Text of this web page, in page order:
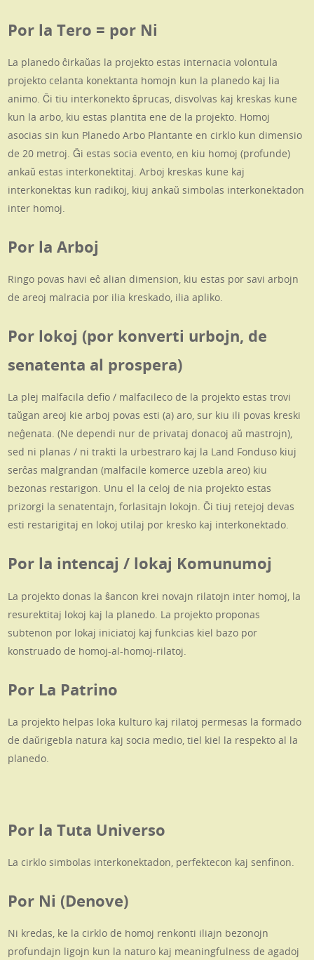
Por la Tero = por Ni
La planedo ĉirkaŭas la projekto estas internacia volontula
projekto celanta konektanta homojn kun la planedo kaj lia
animo. Ĉi tiu interkonekto ŝprucas, disvolvas kaj kreskas kune
kun la arbo, kiu estas plantita ene de la projekto. Homoj
asocias sin kun Planedo Arbo Plantante en cirklo kun dimensio
de 20 metroj. Ĝi estas socia evento, en kiu homoj (profunde)
ankaŭ estas interkonektitaj. Arboj kreskas kune kaj
interkonektas kun radikoj, kiuj ankaŭ simbolas interkonektadon
inter homoj.
Por la Arboj
Ringo povas havi eĉ alian dimension, kiu estas por savi arbojn
de areoj malracia por ilia kreskado, ilia apliko.
Por lokoj (por konverti urbojn, de
senatenta al prospera)
La plej malfacila defio / malfacileco de la projekto estas trovi
taŭgan areoj kie arboj povas esti (a) aro, sur kiu ili povas kreski
neĝenata. (Ne dependi nur de privataj donacoj aŭ mastrojn),
sed ni planas / ni trakti la urbestraro kaj la Land Fonduso kiuj
serĉas malgrandan (malfacile komerce uzebla areo) kiu
bezonas restarigon. Unu el la celoj de nia projekto estas
prizorgi la senatentajn, forlasitajn lokojn. Ĉi tiuj retejoj devas
esti restarigitaj en lokoj utilaj por kresko kaj interkonektado.
Por la intencaj / lokaj Komunumoj
La projekto donas la ŝancon krei novajn rilatojn inter homoj, la
resurektitaj lokoj kaj la planedo. La projekto proponas
subtenon por lokaj iniciatoj kaj funkcias kiel bazo por
konstruado de homoj-al-homoj-rilatoj.
Por La Patrino
La projekto helpas loka kulturo kaj rilatoj permesas la formado
de daŭrigebla natura kaj socia medio, tiel kiel la respekto al la
planedo.
Por la Tuta Universo
La cirklo simbolas interkonektadon, perfektecon kaj senfinon.
Por Ni (Denove)
Ni kredas, ke la cirklo de homoj renkonti iliajn bezonojn
profundajn ligojn kun la naturo kaj meaningfulness de agadoj